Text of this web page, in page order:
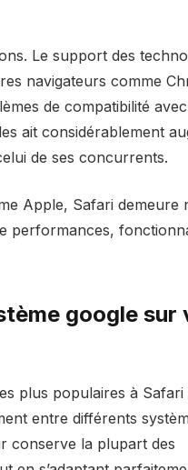
Le support des
navigateurs comme
de compatibilité
ait considérablement
de ses concurrents.
Apple, Safari demeure
performances,
google sur
plus populaires à Safari
entre différents
conserve la plupart des